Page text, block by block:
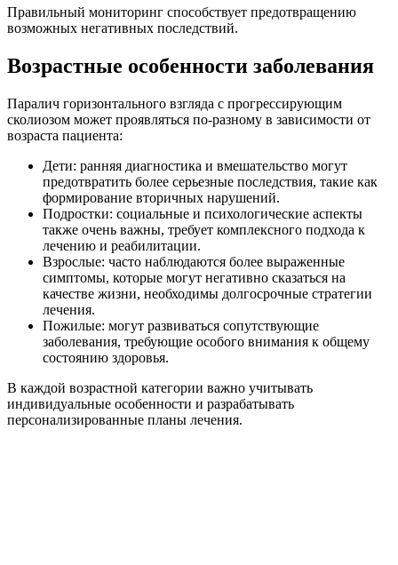
Правильный мониторинг способствует предотвращению
возможных негативных последствий.
Возрастные особенности заболевания
Паралич горизонтального взгляда с прогрессирующим
сколиозом может проявляться по-разному в зависимости от
возраста пациента:
Дети: ранняя диагностика и вмешательство могут
предотвратить более серьезные последствия, такие как
формирование вторичных нарушений.
Подростки: социальные и психологические аспекты
также очень важны, требует комплексного подхода к
лечению и реабилитации.
Взрослые: часто наблюдаются более выраженные
симптомы, которые могут негативно сказаться на
качестве жизни, необходимы долгосрочные стратегии
лечения.
Пожилые: могут развиваться сопутствующие
заболевания, требующие особого внимания к общему
состоянию здоровья.
В каждой возрастной категории важно учитывать
индивидуальные особенности и разрабатывать
персонализированные планы лечения.